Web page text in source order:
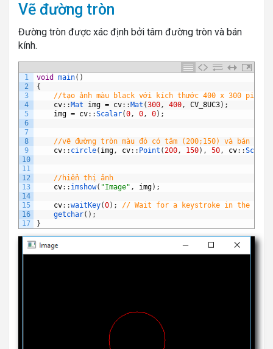
Vẽ đường tròn
Đường tròn được xác định bởi tâm đường tròn và bán
kính.
1
2
3
4
5
6
7
8
9
10
11
12
13
14
15
16
17
void main( )
{
//tạo ảnh màu black với kích thước 400 x 300 pixels
cv: : Mat img = cv: : Mat (300, 400, CV_8UC3) ;
img = cv: :Scalar(0, 0, 0) ;
//vẽ đường tròn màu đỏ có tâm (200;150) và bán
cv: : circle( img, cv: : Point (200, 150) , 50, cv: :Scalar
//hiển thị ảnh
cv: : imshow( "Image" , img) ;
cv: :waitKey(0) ;
// Wait for a keystroke in the
getchar( ) ;
}